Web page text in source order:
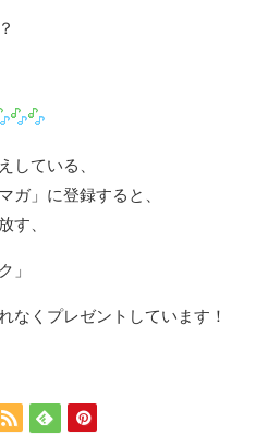
している、
ガ」に登録すると、
す、
」
なくプレゼントしています！